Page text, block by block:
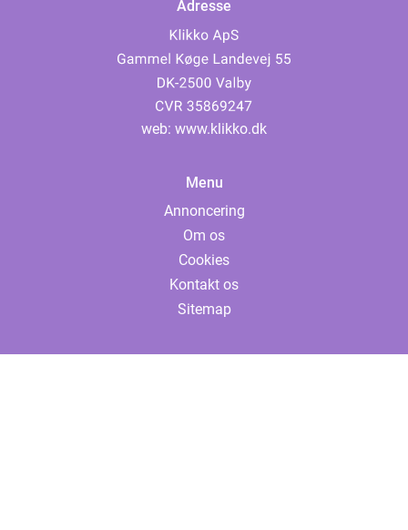
Adresse
web: www.klikko.dk
Menu
Annoncering
Om os
Cookies
Kontakt os
Sitemap